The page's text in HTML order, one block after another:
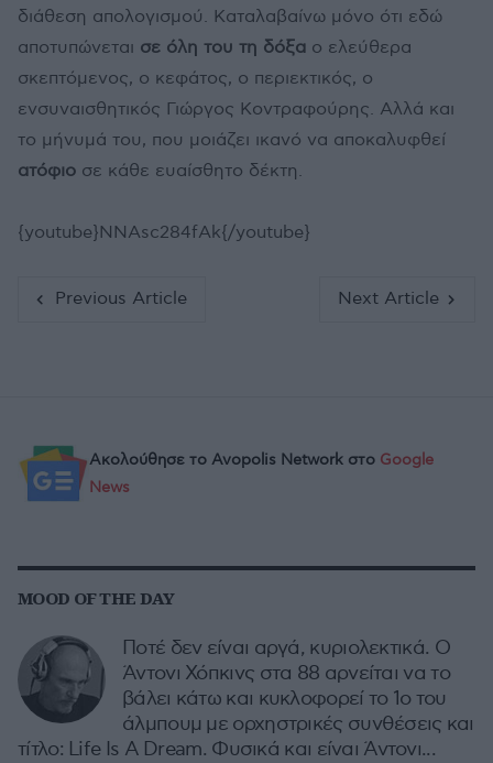
διάθεση απολογισμού. Καταλαβαίνω μόνο ότι εδώ
αποτυπώνεται σε όλη του τη δόξα ο ελεύθερα
σκεπτόμενος, ο κεφάτος, ο περιεκτικός, ο
ενσυναισθητικός Γιώργος Κοντραφούρης. Αλλά και
το μήνυμά του, που μοιάζει ικανό να αποκαλυφθεί
ατόφιο σε κάθε ευαίσθητο δέκτη.
{youtube}NNAsc284fAk{/youtube}
Ακολούθησε το Avopolis Network στο Google
News
MOOD OF THE DAY
Ποτέ δεν είναι αργά, κυριολεκτικά. Ο
Άντονι Χόπκινς στα 88 αρνείται να το
βάλει κάτω και κυκλοφορεί το 1ο του
άλμπουμ με ορχηστρικές συνθέσεις και
τίτλο: Life Is A Dream. Φυσικά και είναι Άντονι...
Previous Article Next Article